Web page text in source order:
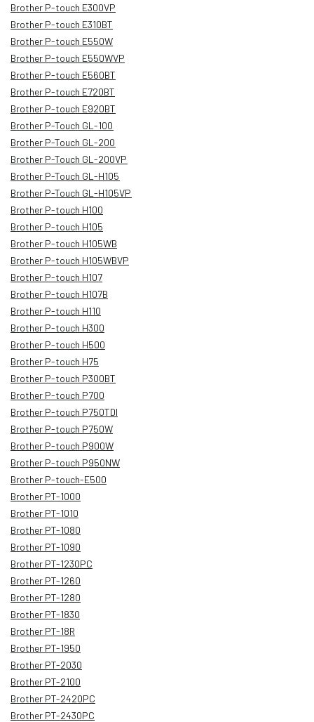
Brother P-touch E300VP
Brother P-touch E310BT
Brother P-touch E550W
Brother P-touch E550WVP
Brother P-touch E560BT
Brother P-touch E720BT
Brother P-touch E920BT
Brother P-Touch GL-100
Brother P-Touch GL-200
Brother P-Touch GL-200VP
Brother P-Touch GL-H105
Brother P-Touch GL-H105VP
Brother P-touch H100
Brother P-touch H105
Brother P-touch H105WB
Brother P-touch H105WBVP
Brother P-touch H107
Brother P-touch H107B
Brother P-touch H110
Brother P-touch H300
Brother P-touch H500
Brother P-touch H75
Brother P-touch P300BT
Brother P-touch P700
Brother P-touch P750TDI
Brother P-touch P750W
Brother P-touch P900W
Brother P-touch P950NW
Brother P-touch-E500
Brother PT-1000
Brother PT-1010
Brother PT-1080
Brother PT-1090
Brother PT-1230PC
Brother PT-1260
Brother PT-1280
Brother PT-1830
Brother PT-18R
Brother PT-1950
Brother PT-2030
Brother PT-2100
Brother PT-2420PC
Brother PT-2430PC